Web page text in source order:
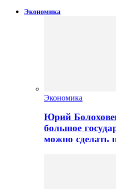
Экономика
Экономика
Юрий
большое
можно